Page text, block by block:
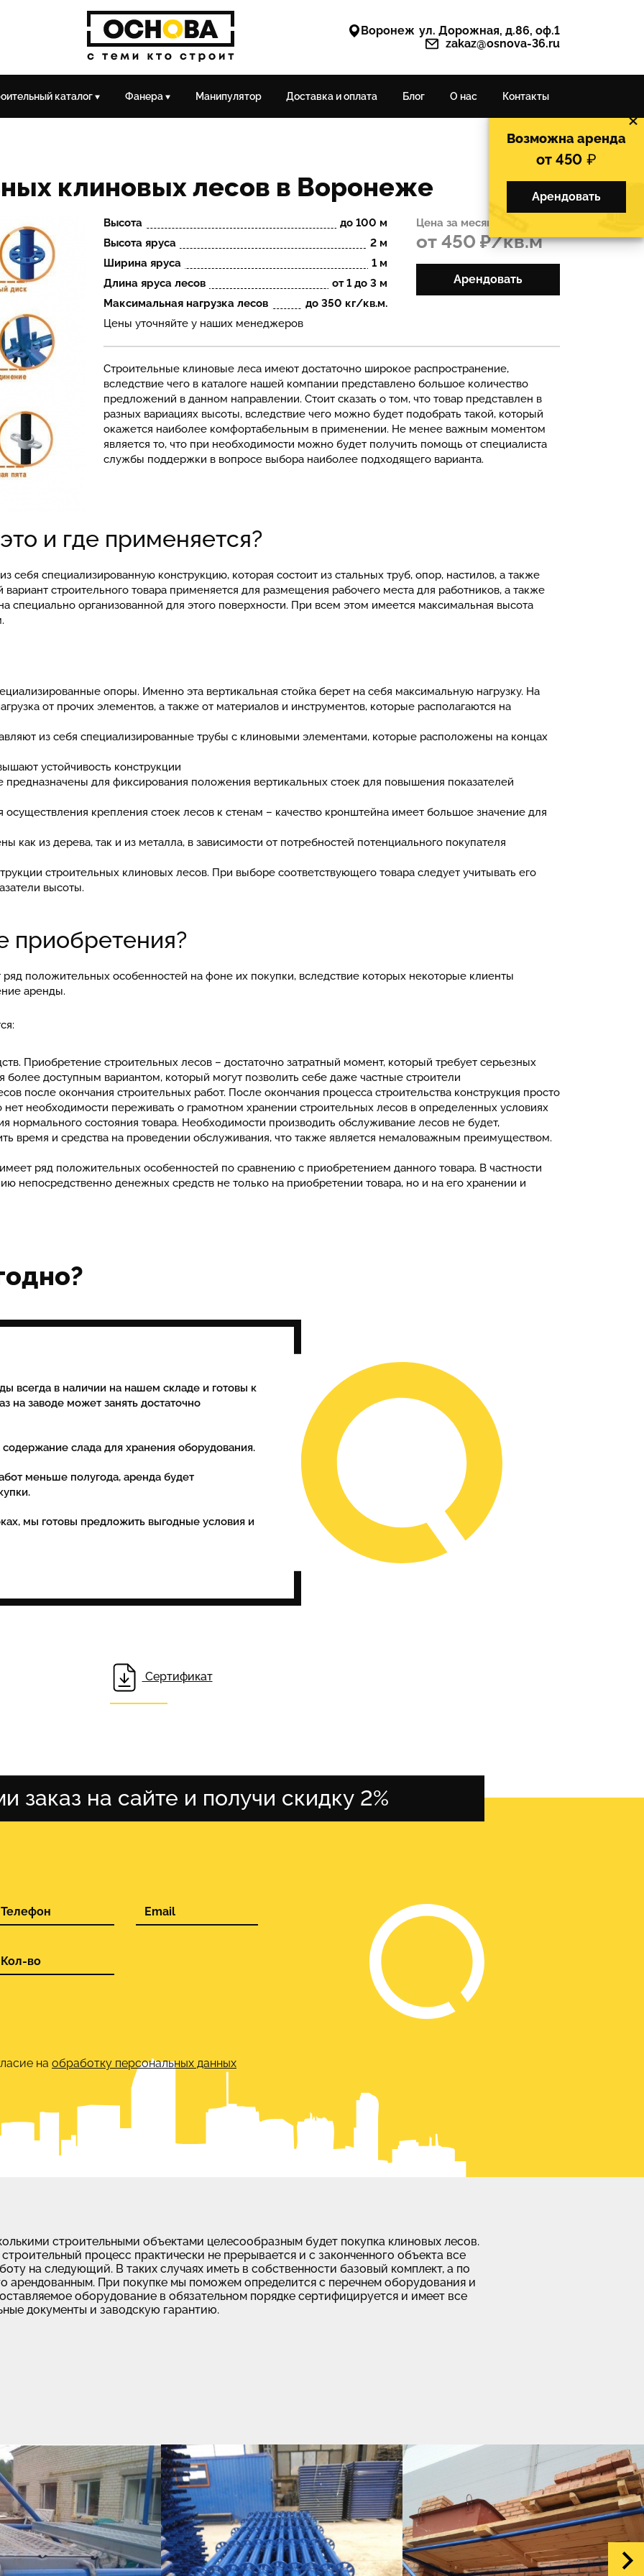
Воронеж ул. Дорожная, д.86, оф.1
zakaz@osnova-36.ru
каталог Фанера Манипулятор Доставка и оплата Блог О нас Контакты
Возможна аренда
от 450
Арендовать
×
клиновых лесов в Воронеже
Высота
до 100 м
Высота яруса
2 м
Ширина яруса
1 м
Длина яруса лесов
от 1 до 3 м
Максимальная нагрузка лесов
до 350 кг/кв.м.
Цены уточняйте у наших менеджеров
Цена за месяц:
от 450 ₽/кв.м
Арендовать
Строительные клиновые леса имеют достаточно широкое распространение,
вследствие чего в каталоге нашей компании представлено большое количество
предложений в данном направлении. Стоит сказать о том, что товар представлен в
разных вариациях высоты, вследствие чего можно будет подобрать такой, который
окажется наиболее комфортабельным в применении. Не менее важным моментом
является то, что при необходимости можно будет получить помощь от специалиста
службы поддержки в вопросе выбора наиболее подходящего варианта.
и где применяется?
себя специализированную конструкцию, которая состоит из стальных труб, опор, настилов, а также
строительного товара применяется для размещения рабочего места для работников, а также
специально организованной для этого поверхности. При всем этом имеется максимальная высота
опоры. Именно эта вертикальная стойка берет на себя максимальную нагрузку. На
от прочих элементов, а также от материалов и инструментов, которые располагаются на
из себя специализированные трубы с клиновыми элементами, которые расположены на концах
устойчивость конструкции
для фиксирования положения вертикальных стоек для повышения показателей
крепления стоек лесов к стенам – качество кронштейна имеет большое значение для
как из дерева, так и из металла, в зависимости от потребностей потенциального покупателя
строительных клиновых лесов. При выборе соответствующего товара следует учитывать его
высоты.
приобретения?
положительных особенностей на фоне их покупки, вследствие которых некоторые клиенты
аренды.
Приобретение строительных лесов – достаточно затратный момент, который требует серьезных
доступным вариантом, который могут позволить себе даже частные строители
после окончания строительных работ. После окончания процесса строительства конструкция просто
нет необходимости переживать о грамотном хранении строительных лесов в определенных условиях
нормального состояния товара. Необходимости производить обслуживание лесов не будет,
время и средства на проведении обслуживания, что также является немаловажным преимуществом.
ряд положительных особенностей по сравнению с приобретением данного товара. В частности
непосредственно денежных средств не только на приобретении товара, но и на его хранении и
всегда в наличии на нашем складе и готовы к
на заводе может занять достаточно
слада для хранения оборудования.
меньше полугода, аренда будет
мы готовы предложить выгодные условия и
Сертификат
заказ на сайте и получи скидку 2%
на обработку персональных данных
строительными объектами целесообразным будет покупка клиновых лесов.
строительный процесс практически не прерывается и с законченного объекта все
на следующий. В таких случаях иметь в собственности базовый комплект, а по
арендованным. При покупке мы поможем определится с перечнем оборудования и
оборудование в обязательном порядке сертифицируется и имеет все
документы и заводскую гарантию.